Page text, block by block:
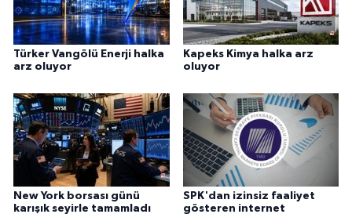
Türker Vangölü Enerji halka
arz oluyor
Kapeks Kimya halka arz
oluyor
New York borsası günü
karışık seyirle tamamladı
SPK'dan izinsiz faaliyet
gösteren internet